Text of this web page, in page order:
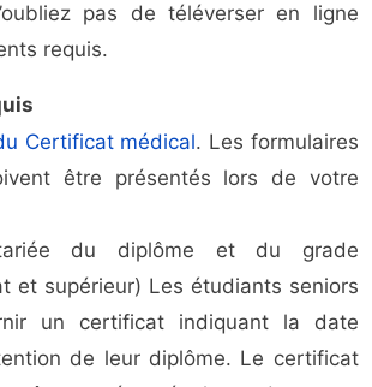
pas de téléverser en ligne
requis.
Certificat médical. Les formulaires
être présentés lors de votre
du diplôme et du grade
et supérieur) Les étudiants seniors
un certificat indiquant la date
de leur diplôme. Le certificat